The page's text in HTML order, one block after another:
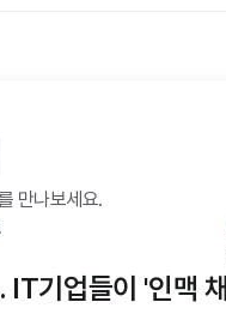
만나보세요.
IT기업들이 '인맥 채